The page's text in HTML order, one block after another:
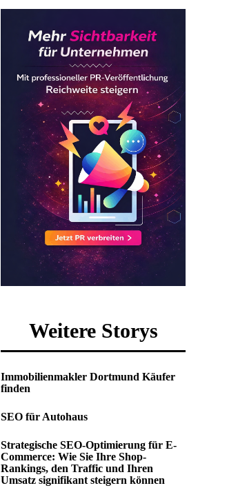
Weitere Storys
Immobilienmakler Dortmund Käufer
finden
SEO für Autohaus
Strategische SEO-Optimierung für E-
Commerce: Wie Sie Ihre Shop-
Rankings, den Traffic und Ihren
Umsatz signifikant steigern können